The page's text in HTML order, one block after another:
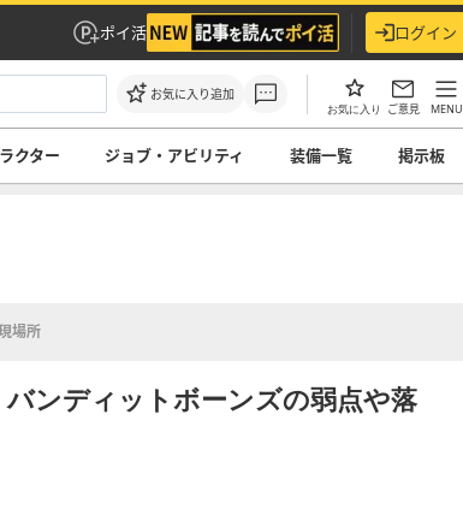
ポイ活 ログイン
お気に入り追加
お気に入り ご意見 MENU
クター ジョブ・アビリティ 装備一覧 掲示板
場所
バンディットボーンズの弱点や落